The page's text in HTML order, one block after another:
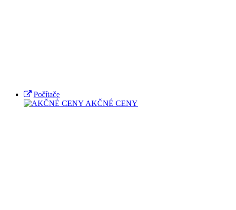
Počítače
AKČNÉ CENY